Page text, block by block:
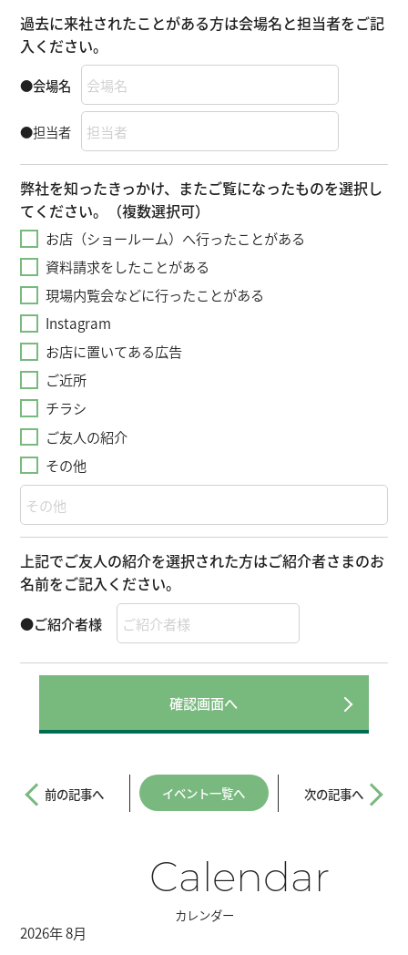
過去に来社されたことがある方は会場名と担当者をご記
入ください。
●会場名
●担当者
弊社を知ったきっかけ、またご覧になったものを選択し
てください。（複数選択可）
お店（ショールーム）へ行ったことがある
資料請求をしたことがある
現場内覧会などに行ったことがある
Instagram
お店に置いてある広告
ご近所
チラシ
ご友人の紹介
その他
上記でご友人の紹介を選択された方はご紹介者さまのお
名前をご記入ください。
●ご紹介者様
前の記事へ イベント一覧へ 次の記事へ
Calendar
カレンダー
2026年 8月